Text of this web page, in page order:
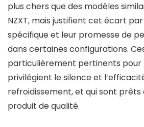
plus chers que des modèles
NZXT, mais justifient cet écart
spécifique et leur promesse de
dans certaines configurations.
particulièrement pertinents pour
privilégient le silence et
refroidissement, et qui sont prêts
produit de qualité.